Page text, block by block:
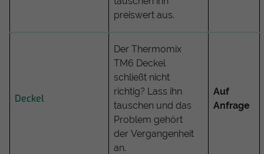
preiswert aus.
Deckel
Der Thermomix
TM6 Deckel
schließt nicht
richtig? Lass ihn
tauschen und das
Problem gehört
der Vergangenheit
an.
Auf
Anfrage